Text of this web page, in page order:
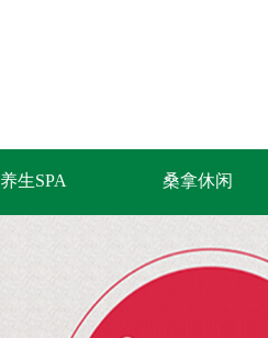
养生SPA 桑拿休闲